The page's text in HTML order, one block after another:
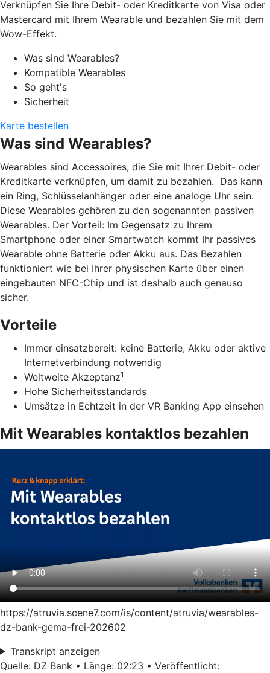
Verknüpfen Sie Ihre Debit- oder Kreditkarte von Visa oder
Mastercard mit Ihrem Wearable und bezahlen Sie mit dem
Wow-Effekt.
Was sind Wearables?
Kompatible Wearables
So geht's
Sicherheit
Karte bestellen
Was sind Wearables?
Wearables sind Accessoires, die Sie mit Ihrer Debit- oder
Kreditkarte verknüpfen, um damit zu bezahlen. Das kann
ein Ring, Schlüsselanhänger oder eine analoge Uhr sein.
Diese Wearables gehören zu den sogenannten passiven
Wearables. Der Vorteil: Im Gegensatz zu Ihrem
Smartphone oder einer Smartwatch kommt Ihr passives
Wearable ohne Batterie oder Akku aus. Das Bezahlen
funktioniert wie bei Ihrer physischen Karte über einen
eingebauten NFC-Chip und ist deshalb auch genauso
sicher.
Vorteile
Immer einsatzbereit: keine Batterie, Akku oder aktive
Internetverbindung notwendig
Weltweite Akzeptanz1
Hohe Sicherheitsstandards
Umsätze in Echtzeit in der VR Banking App einsehen
Mit Wearables kontaktlos bezahlen
https://atruvia.scene7.com/is/content/atruvia/wearables-
dz-bank-gema-frei-202602
Transkript anzeigen
Quelle: DZ Bank • Länge: 02:23 • Veröffentlicht: